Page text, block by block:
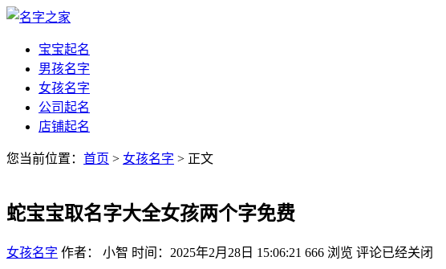
宝宝起名
男孩名字
女孩名字
公司起名
店铺起名
您当前位置： 首页 > 女孩名字 > 正文
蛇宝宝取名字大全女孩两个字免费
女孩名字 作者： 小智 时间：2025年2月28日 15:06:21 666 浏览 评论已经关闭